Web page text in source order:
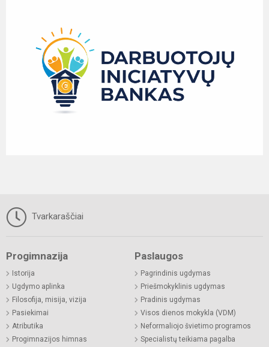
Tvarkaraščiai
Progimnazija
Istorija
Ugdymo aplinka
Filosofija, misija, vizija
Pasiekimai
Atributika
Progimnazijos himnas
Paslaugos
Pagrindinis ugdymas
Priešmokyklinis ugdymas
Pradinis ugdymas
Visos dienos mokykla (VDM)
Neformaliojo švietimo programos
Specialistų teikiama pagalba